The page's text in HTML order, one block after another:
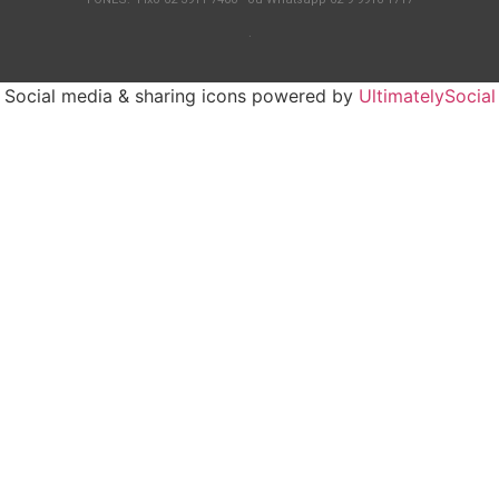
.
Social media & sharing icons powered by UltimatelySocial